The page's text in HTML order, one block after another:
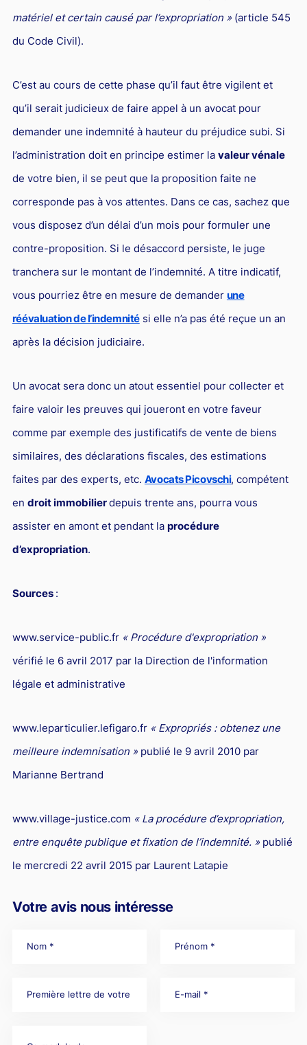
matériel et certain causé par l’expropriation » (article 545
du Code Civil).
C’est au cours de cette phase qu’il faut être vigilent et
qu’il serait judicieux de faire appel à un avocat pour
demander une indemnité à hauteur du préjudice subi. Si
l’administration doit en principe estimer la valeur vénale
de votre bien, il se peut que la proposition faite ne
corresponde pas à vos attentes. Dans ce cas, sachez que
vous disposez d’un délai d’un mois pour formuler une
contre-proposition. Si le désaccord persiste, le juge
tranchera sur le montant de l’indemnité. A titre indicatif,
vous pourriez être en mesure de demander une
réévaluation de l’indemnitési elle n’a pas été reçue un an
après la décision judiciaire.
Un avocat sera donc un atout essentiel pour collecter et
faire valoir les preuves qui joueront en votre faveur
comme par exemple des justificatifs de vente de biens
similaires, des déclarations fiscales, des estimations
faites par des experts, etc. Avocats Picovschi, compétent
en droit immobilierdepuis trente ans, pourra vous
assister en amont et pendant la procédure
d’expropriation.
Sources :
www.service-public.fr « Procédure d'expropriation »
vérifié le 6 avril 2017 par la Direction de l'information
légale et administrative
www.leparticulier.lefigaro.fr « Expropriés : obtenez une
meilleure indemnisation »publié le 9 avril 2010 par
Marianne Bertrand
www.village-justice.com « La procédure d’expropriation,
entre enquête publique et fixation de l’indemnité. » publié
le mercredi 22 avril 2015 par Laurent Latapie
Votre avis nous intéresse